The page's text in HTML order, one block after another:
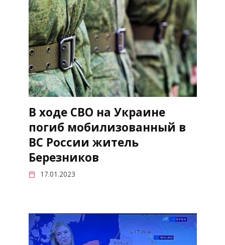
В ходе СВО на Украине
погиб мобилизованный в
ВС России житель
Березников
17.01.2023